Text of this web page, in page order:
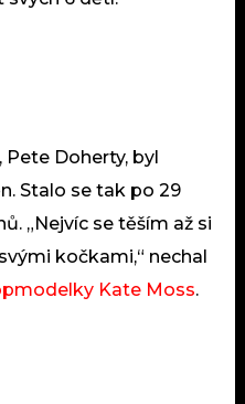
Doherty, byl
Stalo se tak po 29
„Nejvíc se těším až si
kočkami,“ nechal
Kate Moss.